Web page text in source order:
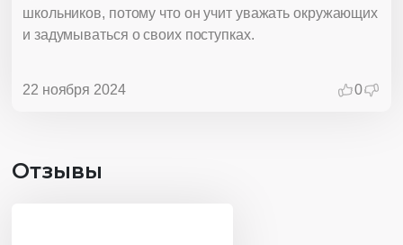
школьников, потому что он учит уважать окружающих
и задумываться о своих поступках.
22 ноября 2024 0
Отзывы